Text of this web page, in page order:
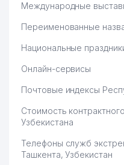
Международные
Переименованные
Национальные
Онлайн-сервисы
Почтовые индексы
Стоимость
Узбекистана
Телефоны служб
Ташкента, Узбекистан